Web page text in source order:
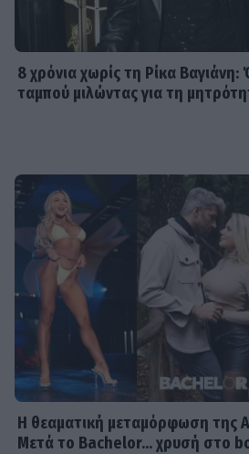
8 χρόνια χωρίς τη Ρίκα
ταμπού μιλώντας για τη
Η θεαματική μεταμόρφωση της
Μετά το Bachelor... χρυσή στο